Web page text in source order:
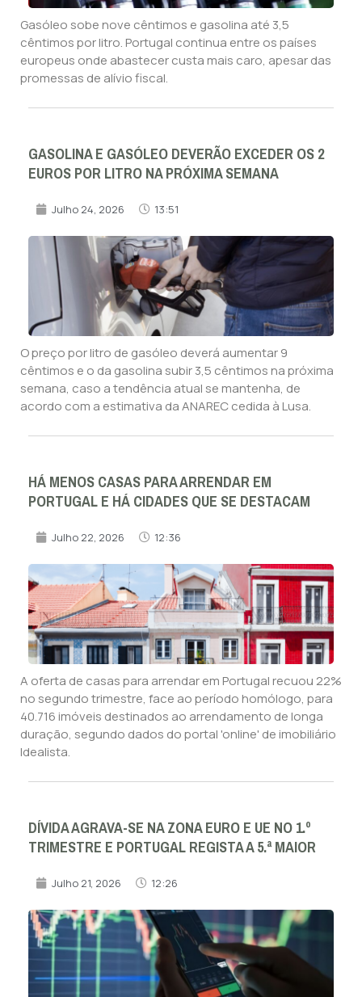
Gasóleo sobe nove cêntimos e gasolina até 3,5
cêntimos por litro. Portugal continua entre os países
europeus onde abastecer custa mais caro, apesar das
promessas de alívio fiscal.
GASOLINA E GASÓLEO DEVERÃO EXCEDER OS 2
EUROS POR LITRO NA PRÓXIMA SEMANA
Julho 24, 2026 13:51
O preço por litro de gasóleo deverá aumentar 9
cêntimos e o da gasolina subir 3,5 cêntimos na próxima
semana, caso a tendência atual se mantenha, de
acordo com a estimativa da ANAREC cedida à Lusa.
HÁ MENOS CASAS PARA ARRENDAR EM
PORTUGAL E HÁ CIDADES QUE SE DESTACAM
Julho 22, 2026 12:36
A oferta de casas para arrendar em Portugal recuou 22%
no segundo trimestre, face ao período homólogo, para
40.716 imóveis destinados ao arrendamento de longa
duração, segundo dados do portal 'online' de imobiliário
Idealista.
DÍVIDA AGRAVA-SE NA ZONA EURO E UE NO 1.º
TRIMESTRE E PORTUGAL REGISTA A 5.ª MAIOR
Julho 21, 2026 12:26